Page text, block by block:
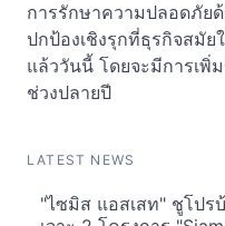
การรักษาความปลอดภัย
ปกป้องเชิงรุกที่ธุรกิจสมั
แล้ววันนี้ โดยจะมีการเ
ช่วงปลายปี
LATEST NEWS
"ไซมิส แอสเสท" ชูโป